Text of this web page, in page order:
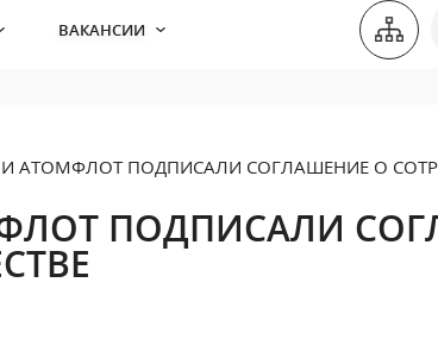
ВАКАНСИИ
АТОМФЛОТ ПОДПИСАЛИ СОГЛАШЕНИЕ О
ПОДПИСАЛИ